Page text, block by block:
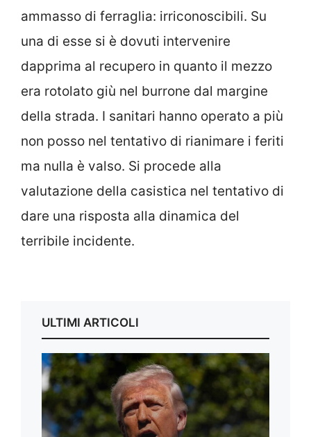
ammasso di ferraglia: irriconoscibili. Su
una di esse si è dovuti intervenire
dapprima al recupero in quanto il mezzo
era rotolato giù nel burrone dal margine
della strada. I sanitari hanno operato a più
non posso nel tentativo di rianimare i feriti
ma nulla è valso. Si procede alla
valutazione della casistica nel tentativo di
dare una risposta alla dinamica del
terribile incidente.
ULTIMI ARTICOLI